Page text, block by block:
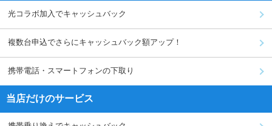
光コラボ加入でキャッシュバック
複数台申込でさらにキャッシュバック額アップ！
携帯電話・スマートフォンの下取り
当店だけのサービス